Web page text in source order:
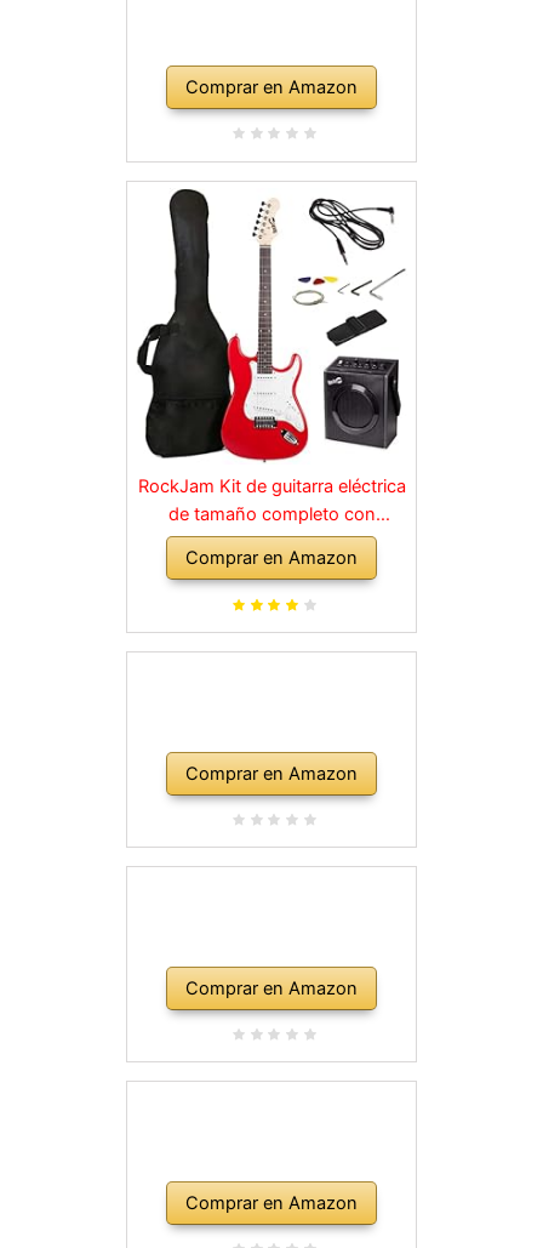
Comprar en Amazon
RockJam Kit de guitarra eléctrica
de tamaño completo con
amplificador de 10 vatios, clases,
correa, bolsa de transporte,
púas, golpe, plomo y cuerdas de
Comprar en Amazon
Comprar en Amazon
Comprar en Amazon
Comprar en Amazon